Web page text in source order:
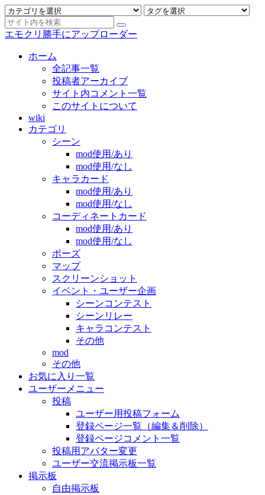
エモクリ勝手にアップローダー
ホーム
全記事一覧
投稿者アーカイブ
サイト内コメント一覧
このサイトについて
wiki
カテゴリ
シーン
mod使用/あり
mod使用/なし
キャラカード
mod使用/あり
mod使用/なし
コーディネートカード
mod使用/あり
mod使用/なし
ポーズ
マップ
スクリーンショット
イベント・ユーザー企画
シーンコンテスト
シーンリレー
キャラコンテスト
その他
mod
その他
お気に入り一覧
ユーザーメニュー
投稿
ユーザー用投稿フォーム
登録ページ一覧（編集＆削除）
登録ページコメント一覧
投稿用アバター変更
ユーザー交流掲示板一覧
掲示板
自由掲示板